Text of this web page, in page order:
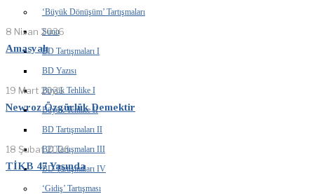
‘Büyük Dönüşüm’ Tartışmaları
Sunu
BD Tartışmaları I
BD Yazısı
Büyük Tehlike I
Büyük Tehlike II
BD Tartışmaları II
BD Tartışmaları III
BD Tartışmaları IV
‘Gidiş’ Tartışması
8 Nisan 2026
Amasyalı
19 Mart 2026
Newroz Özgürlük Demektir
18 Şubat 2026
TİKB 47 Yaşında